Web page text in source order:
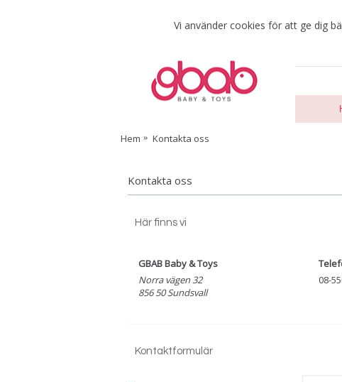
Vi använder cookies för att ge dig
Hem Kontakta oss
Kontakta oss
Här finns vi
GBAB Baby & Toys
Norra vägen 32
856 50 Sundsvall
08-
Kontaktformulär